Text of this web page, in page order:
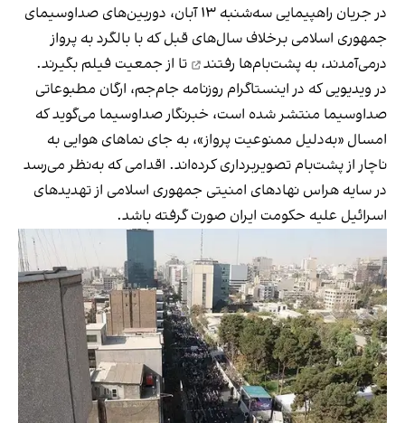
در جریان راهپیمایی سه‌شنبه ۱۳ آبان، دوربین‌های صداوسیمای
جمهوری اسلامی برخلاف سال‌های قبل که با بالگرد به پرواز
درمی‌آمدند، به پشت‌بام‌ها رفتند
تا از جمعیت فیلم بگیرند.
در ویدیویی که در اینستاگرام روزنامه جام‌جم، ارگان مطبوعاتی
صداوسیما منتشر شده است، خبرنگار صداوسیما می‌گوید که
امسال «به‌دلیل ممنوعیت پرواز»، به‌ جای نماهای هوایی به
ناچار از پشت‌بام تصویربرداری کرده‌اند. اقدامی که به‌نظر می‌رسد
در سایه هراس نهادهای امنیتی جمهوری اسلامی از تهدیدهای
اسرائیل علیه حکومت ایران صورت گرفته باشد.